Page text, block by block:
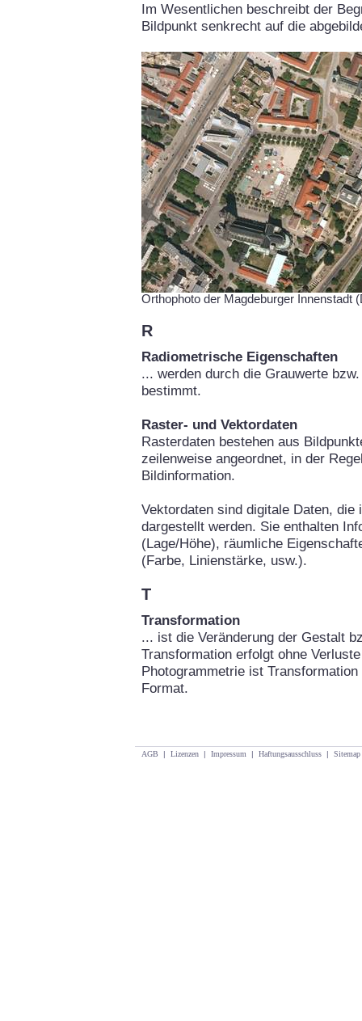
Im Wesentlichen beschreibt der
Bildpunkt senkrecht auf die
Orthophoto der Magdeburger Innenstadt
R
Radiometrische Eigenschaften
... werden durch die Grauwerte
bestimmt.
Raster- und Vektordaten
Rasterdaten bestehen aus
zeilenweise angeordnet, in der
Bildinformation.
Vektordaten sind digitale Daten,
dargestellt werden. Sie enthalten
(Lage/Höhe), räumliche
(Farbe, Linienstärke, usw.).
T
Transformation
... ist die Veränderung der Gestalt
Transformation erfolgt ohne
Photogrammetrie ist
Format.
AGB | Lizenzen | Impressum | Haftungsausschluss | Sitemap